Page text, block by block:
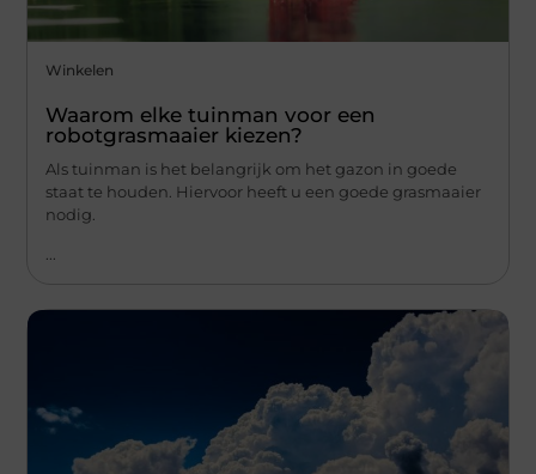
Winkelen
Waarom elke tuinman voor een
robotgrasmaaier kiezen?
Als tuinman is het belangrijk om het gazon in goede
staat te houden. Hiervoor heeft u een goede grasmaaier
nodig.